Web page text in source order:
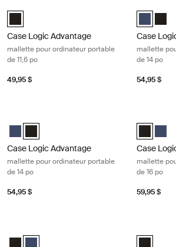
Case Logic Advantage 11.6" Attaché Noir
Case Logic Advantage
mallette pour ordinateur portable
de 11,6 po
49,95 $
Case
Case
mallette
de 14 po
54,95 $
Case Logic Advantage 14" Attaché Dark Blue
Case Logic Advantage 14" Attaché Noir
Case Logic Advantage
mallette pour ordinateur portable
de 14 po
54,95 $
CaseCase
Case
mallette
de 16 po
59,95 $
Case Logic Advantage 16" Attaché Noir
Case Logic Advantage 16" Attaché Dark
Case